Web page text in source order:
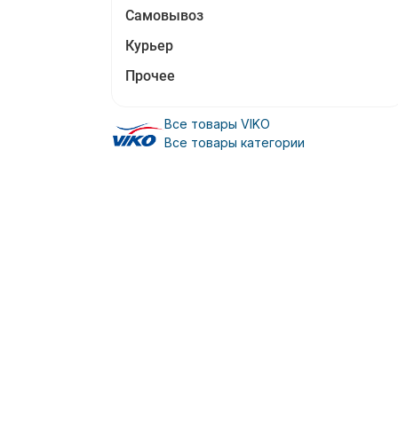
Самовывоз
Курьер
Прочее
Все товары VIKO
Все товары категории